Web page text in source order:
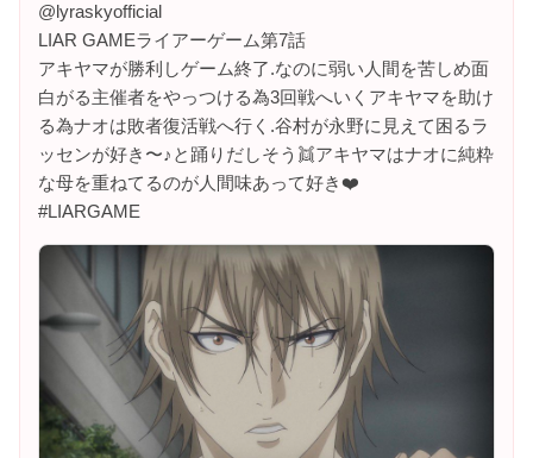
@lyraskyofficial
LIAR GAMEライアーゲーム第7話
アキヤマが勝利しゲーム終了.なのに弱い人間を苦しめ面
白がる主催者をやっつける為3回戦へいくアキヤマを助け
る為ナオは敗者復活戦へ行く.谷村が永野に見えて困るラ
ッセンが好き〜♪と踊りだしそう👯アキヤマはナオに純粋
な母を重ねてるのが人間味あって好き❤️
#LIARGAME